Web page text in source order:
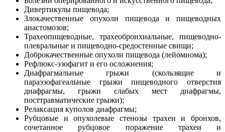
Дивертикулы пищевода;
Злокачественные опухоли пищевода и пищеводных
анастомозов;
Трахеопищеводные, трахеобронхиальные, пищеводно-
плевральные и пищеводно-средостенные свищи;
Доброкачественные опухоли пищевода (лейомиома);
Рефлюкс-эзофагит и его осложнения;
Диафрагмальные грыжи (скользящие и
параэзофагеальные грыжи пищеводного отверстия
диафрагмы, грыжи слабых мест диафрагмы,
посттравматические грыжи);
Релаксация куполов диафрагмы;
Рубцовые и опухолевые стенозы трахеи и бронхов,
сочетанное рубцовое поражение трахеи и